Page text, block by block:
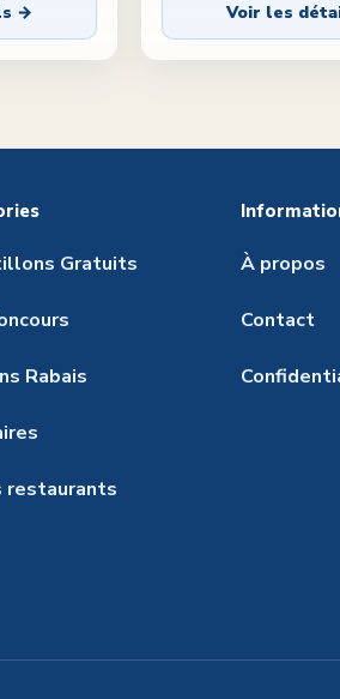
→ Voir les
Gratuits
Rabais
restaurants
À propos
Contact